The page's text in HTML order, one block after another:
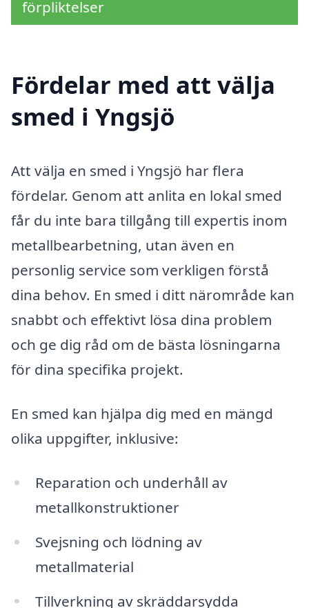
förpliktelser
Fördelar med att välja
smed i Yngsjö
Att välja en smed i Yngsjö har flera
fördelar. Genom att anlita en lokal smed
får du inte bara tillgång till expertis inom
metallbearbetning, utan även en
personlig service som verkligen förstå
dina behov. En smed i ditt närområde kan
snabbt och effektivt lösa dina problem
och ge dig råd om de bästa lösningarna
för dina specifika projekt.
En smed kan hjälpa dig med en mängd
olika uppgifter, inklusive:
Reparation och underhåll av
metallkonstruktioner
Svejsning och lödning av
metallmaterial
Tillverkning av skräddarsydda